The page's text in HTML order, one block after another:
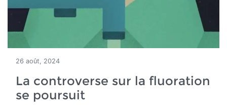
26 août, 2024
La controverse sur la fluoration
se poursuit